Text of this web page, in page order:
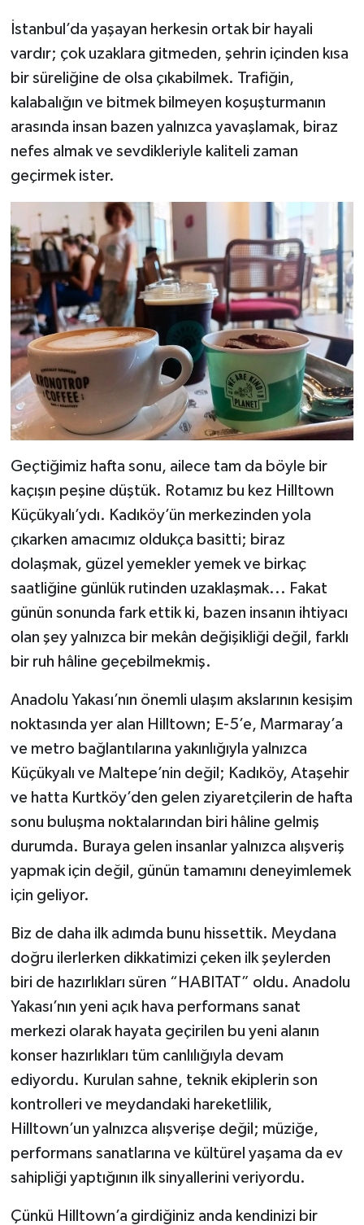
İstanbul’da yaşayan herkesin ortak bir hayali
vardır; çok uzaklara gitmeden, şehrin içinden kısa
bir süreliğine de olsa çıkabilmek. Trafiğin,
kalabalığın ve bitmek bilmeyen koşuşturmanın
arasında insan bazen yalnızca yavaşlamak, biraz
nefes almak ve sevdikleriyle kaliteli zaman
geçirmek ister.
Geçtiğimiz hafta sonu, ailece tam da böyle bir
kaçışın peşine düştük. Rotamız bu kez Hilltown
Küçükyalı’ydı. Kadıköy’ün merkezinden yola
çıkarken amacımız oldukça basitti; biraz
dolaşmak, güzel yemekler yemek ve birkaç
saatliğine günlük rutinden uzaklaşmak... Fakat
günün sonunda fark ettik ki, bazen insanın ihtiyacı
olan şey yalnızca bir mekân değişikliği değil, farklı
bir ruh hâline geçebilmekmiş.
Anadolu Yakası’nın önemli ulaşım akslarının kesişim
noktasında yer alan Hilltown; E-5’e, Marmaray’a
ve metro bağlantılarına yakınlığıyla yalnızca
Küçükyalı ve Maltepe’nin değil; Kadıköy, Ataşehir
ve hatta Kurtköy’den gelen ziyaretçilerin de hafta
sonu buluşma noktalarından biri hâline gelmiş
durumda. Buraya gelen insanlar yalnızca alışveriş
yapmak için değil, günün tamamını deneyimlemek
için geliyor.
Biz de daha ilk adımda bunu hissettik. Meydana
doğru ilerlerken dikkatimizi çeken ilk şeylerden
biri de hazırlıkları süren “HABITAT” oldu. Anadolu
Yakası’nın yeni açık hava performans sanat
merkezi olarak hayata geçirilen bu yeni alanın
konser hazırlıkları tüm canlılığıyla devam
ediyordu. Kurulan sahne, teknik ekiplerin son
kontrolleri ve meydandaki hareketlilik,
Hilltown’un yalnızca alışverişe değil; müziğe,
performans sanatlarına ve kültürel yaşama da ev
sahipliği yaptığının ilk sinyallerini veriyordu.
Çünkü Hilltown’a girdiğiniz anda kendinizi bir